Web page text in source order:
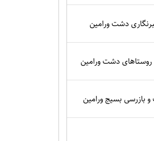
دشت ورامین
روستاهای دشت ورامین
بازرسی بسیج ورامین